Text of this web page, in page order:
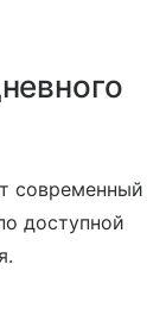
современный
доступной